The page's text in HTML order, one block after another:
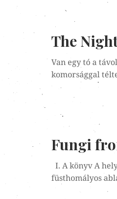
The
Van egy tó a
komorsággal
Fungi
I. A könyv A
füsthomályos